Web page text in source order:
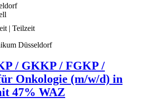
| Teilzeit
Düsseldorf
/ GKKP / FGKP /
Onkologie (m/w/d) in
47% WAZ